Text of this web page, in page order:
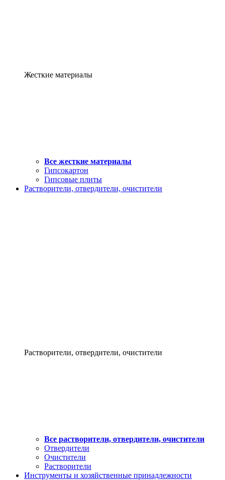
Жесткие материалы
Все жесткие материалы
Гипсокартон
Гипсовые плиты
Растворители, отвердители, очистители
Растворители, отвердители, очистители
Все растворители, отвердители, очистители
Отвердители
Очистители
Растворители
Инструменты и хозяйственные принадлежности